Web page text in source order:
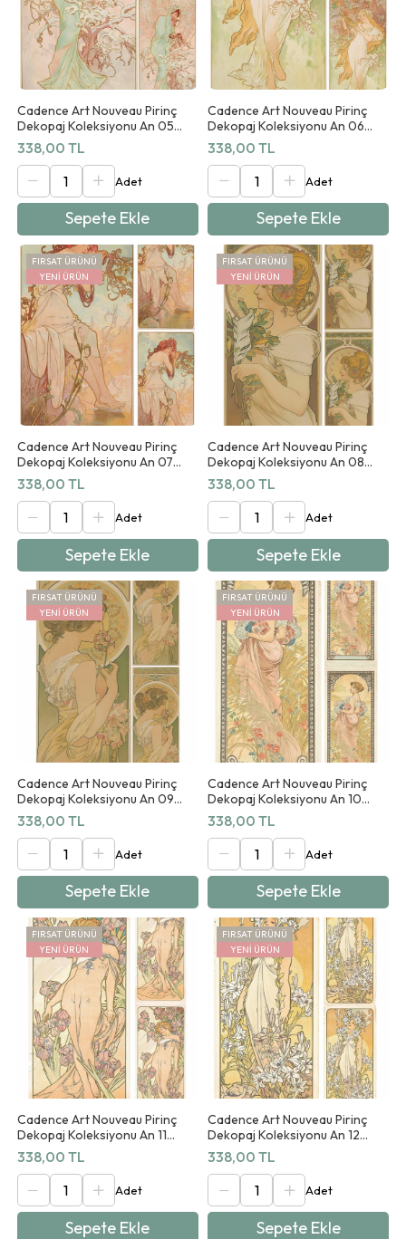
Cadence Art Nouveau Pirinç
Dekopaj Koleksiyonu An 05
90x125cm
338,00 TL
Sepete Ekle
Cadence Art Nouveau Pirinç
Dekopaj Koleksiyonu An 06
90x125cm
338,00 TL
Sepete Ekle
Cadence Art Nouveau Pirinç
Dekopaj Koleksiyonu An 07
90x125cm
338,00 TL
Sepete Ekle
YENI ÜRÜN
FIRSAT ÜRÜNÜ
Cadence Art Nouveau Pirinç
Dekopaj Koleksiyonu An 08
90x125cm
338,00 TL
Sepete Ekle
YENI ÜRÜN
FIRSAT ÜRÜNÜ
Cadence Art Nouveau Pirinç
Dekopaj Koleksiyonu An 09
90x125cm
338,00 TL
Sepete Ekle
YENI ÜRÜN
FIRSAT ÜRÜNÜ
Cadence Art Nouveau Pirinç
Dekopaj Koleksiyonu An 10
90x125cm
338,00 TL
Sepete Ekle
YENI ÜRÜN
FIRSAT ÜRÜNÜ
Cadence Art Nouveau Pirinç
Dekopaj Koleksiyonu An 11
90x125cm
338,00 TL
Sepete Ekle
YENI ÜRÜN
FIRSAT ÜRÜNÜ
Cadence Art Nouveau Pirinç
Dekopaj Koleksiyonu An 12
90x125cm
338,00 TL
Sepete Ekle
YENI ÜRÜN
FIRSAT ÜRÜNÜ